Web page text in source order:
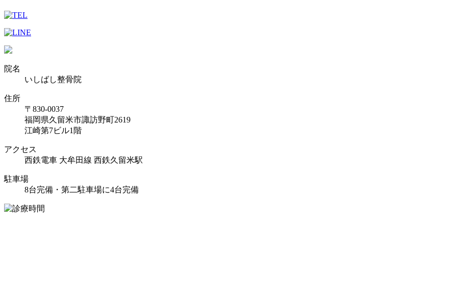
院名
いしばし整骨院
住所
〒830-0037
福岡県久留米市諏訪野町2619
江崎第7ビル1階
アクセス
西鉄電車 大牟田線 西鉄久留米駅
駐車場
8台完備・第二駐車場に4台完備